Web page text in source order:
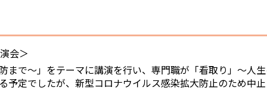
会＞
まで～」をテーマに講演を行い、専門職が「看取り」～人
予定でしたが、新型コロナウイルス感染拡大防止のため中